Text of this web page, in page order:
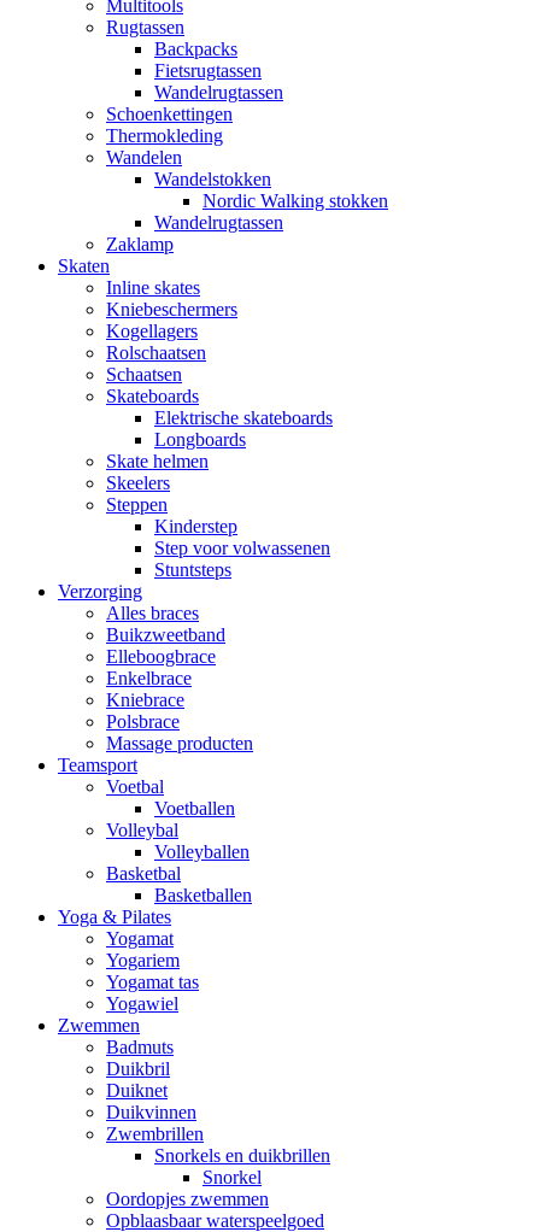
Multitools
Rugtassen
Backpacks
Fietsrugtassen
Wandelrugtassen
Schoenkettingen
Thermokleding
Wandelen
Wandelstokken
Nordic Walking stokken
Wandelrugtassen
Zaklamp
Skaten
Inline skates
Kniebeschermers
Kogellagers
Rolschaatsen
Schaatsen
Skateboards
Elektrische skateboards
Longboards
Skate helmen
Skeelers
Steppen
Kinderstep
Step voor volwassenen
Stuntsteps
Verzorging
Alles braces
Buikzweetband
Elleboogbrace
Enkelbrace
Kniebrace
Polsbrace
Massage producten
Teamsport
Voetbal
Voetballen
Volleybal
Volleyballen
Basketbal
Basketballen
Yoga & Pilates
Yogamat
Yogariem
Yogamat tas
Yogawiel
Zwemmen
Badmuts
Duikbril
Duiknet
Duikvinnen
Zwembrillen
Snorkels en duikbrillen
Snorkel
Oordopjes zwemmen
Opblaasbaar waterspeelgoed